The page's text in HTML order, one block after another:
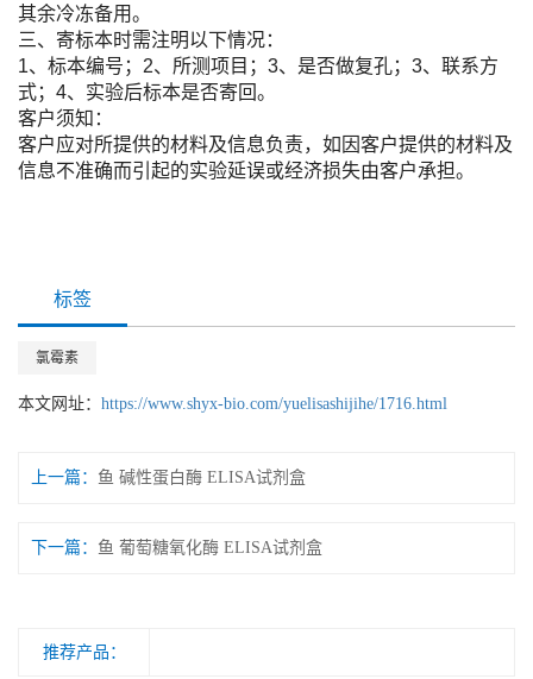
其余冷冻备用。
三、寄标本时需注明以下情况：
1、标本编号；2、所测项目；3、是否做复孔；3、联系方
式；4、实验后标本是否寄回。
客户须知：
客户应对所提供的材料及信息负责，如因客户提供的材料及
信息不准确而引起的实验延误或经济损失由客户承担。
标签
氯霉素
本文网址： https://www.shyx-bio.com/yuelisashijihe/1716.html
上一篇： 鱼 碱性蛋白酶 ELISA试剂盒
下一篇： 鱼 葡萄糖氧化酶 ELISA试剂盒
推荐产品：